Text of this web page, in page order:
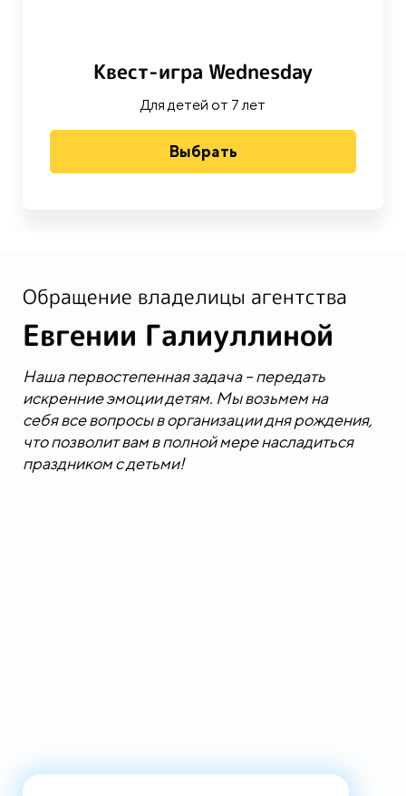
Квест-игра Wednesday
Для детей от 7 лет
Выбрать
Обращение владелицы агентства
Евгении Галиуллиной
Наша первостепенная задача – передать
искренние эмоции детям. Мы возьмем на
себя все вопросы в организации дня рождения,
что позволит вам в полной мере насладиться
праздником с детьми!